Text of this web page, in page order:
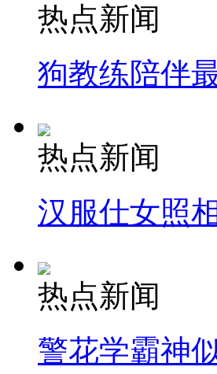
热点新闻
狗教练陪伴
热点新闻
汉服仕女照
热点新闻
警花学霸神